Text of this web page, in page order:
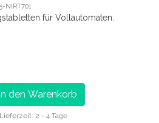
NIRT701
für Vollautomaten.
den Warenkorb
Lieferzeit: 2 - 4 Tage